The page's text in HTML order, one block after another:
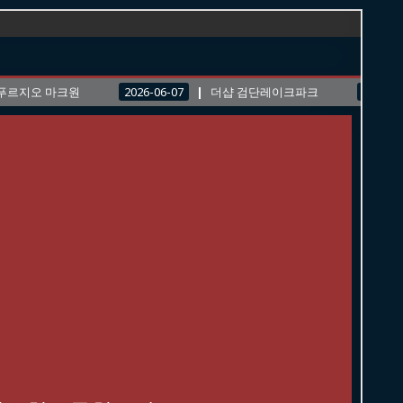
르지오 마크원 2026-06-07 더샵 검단레이크파크